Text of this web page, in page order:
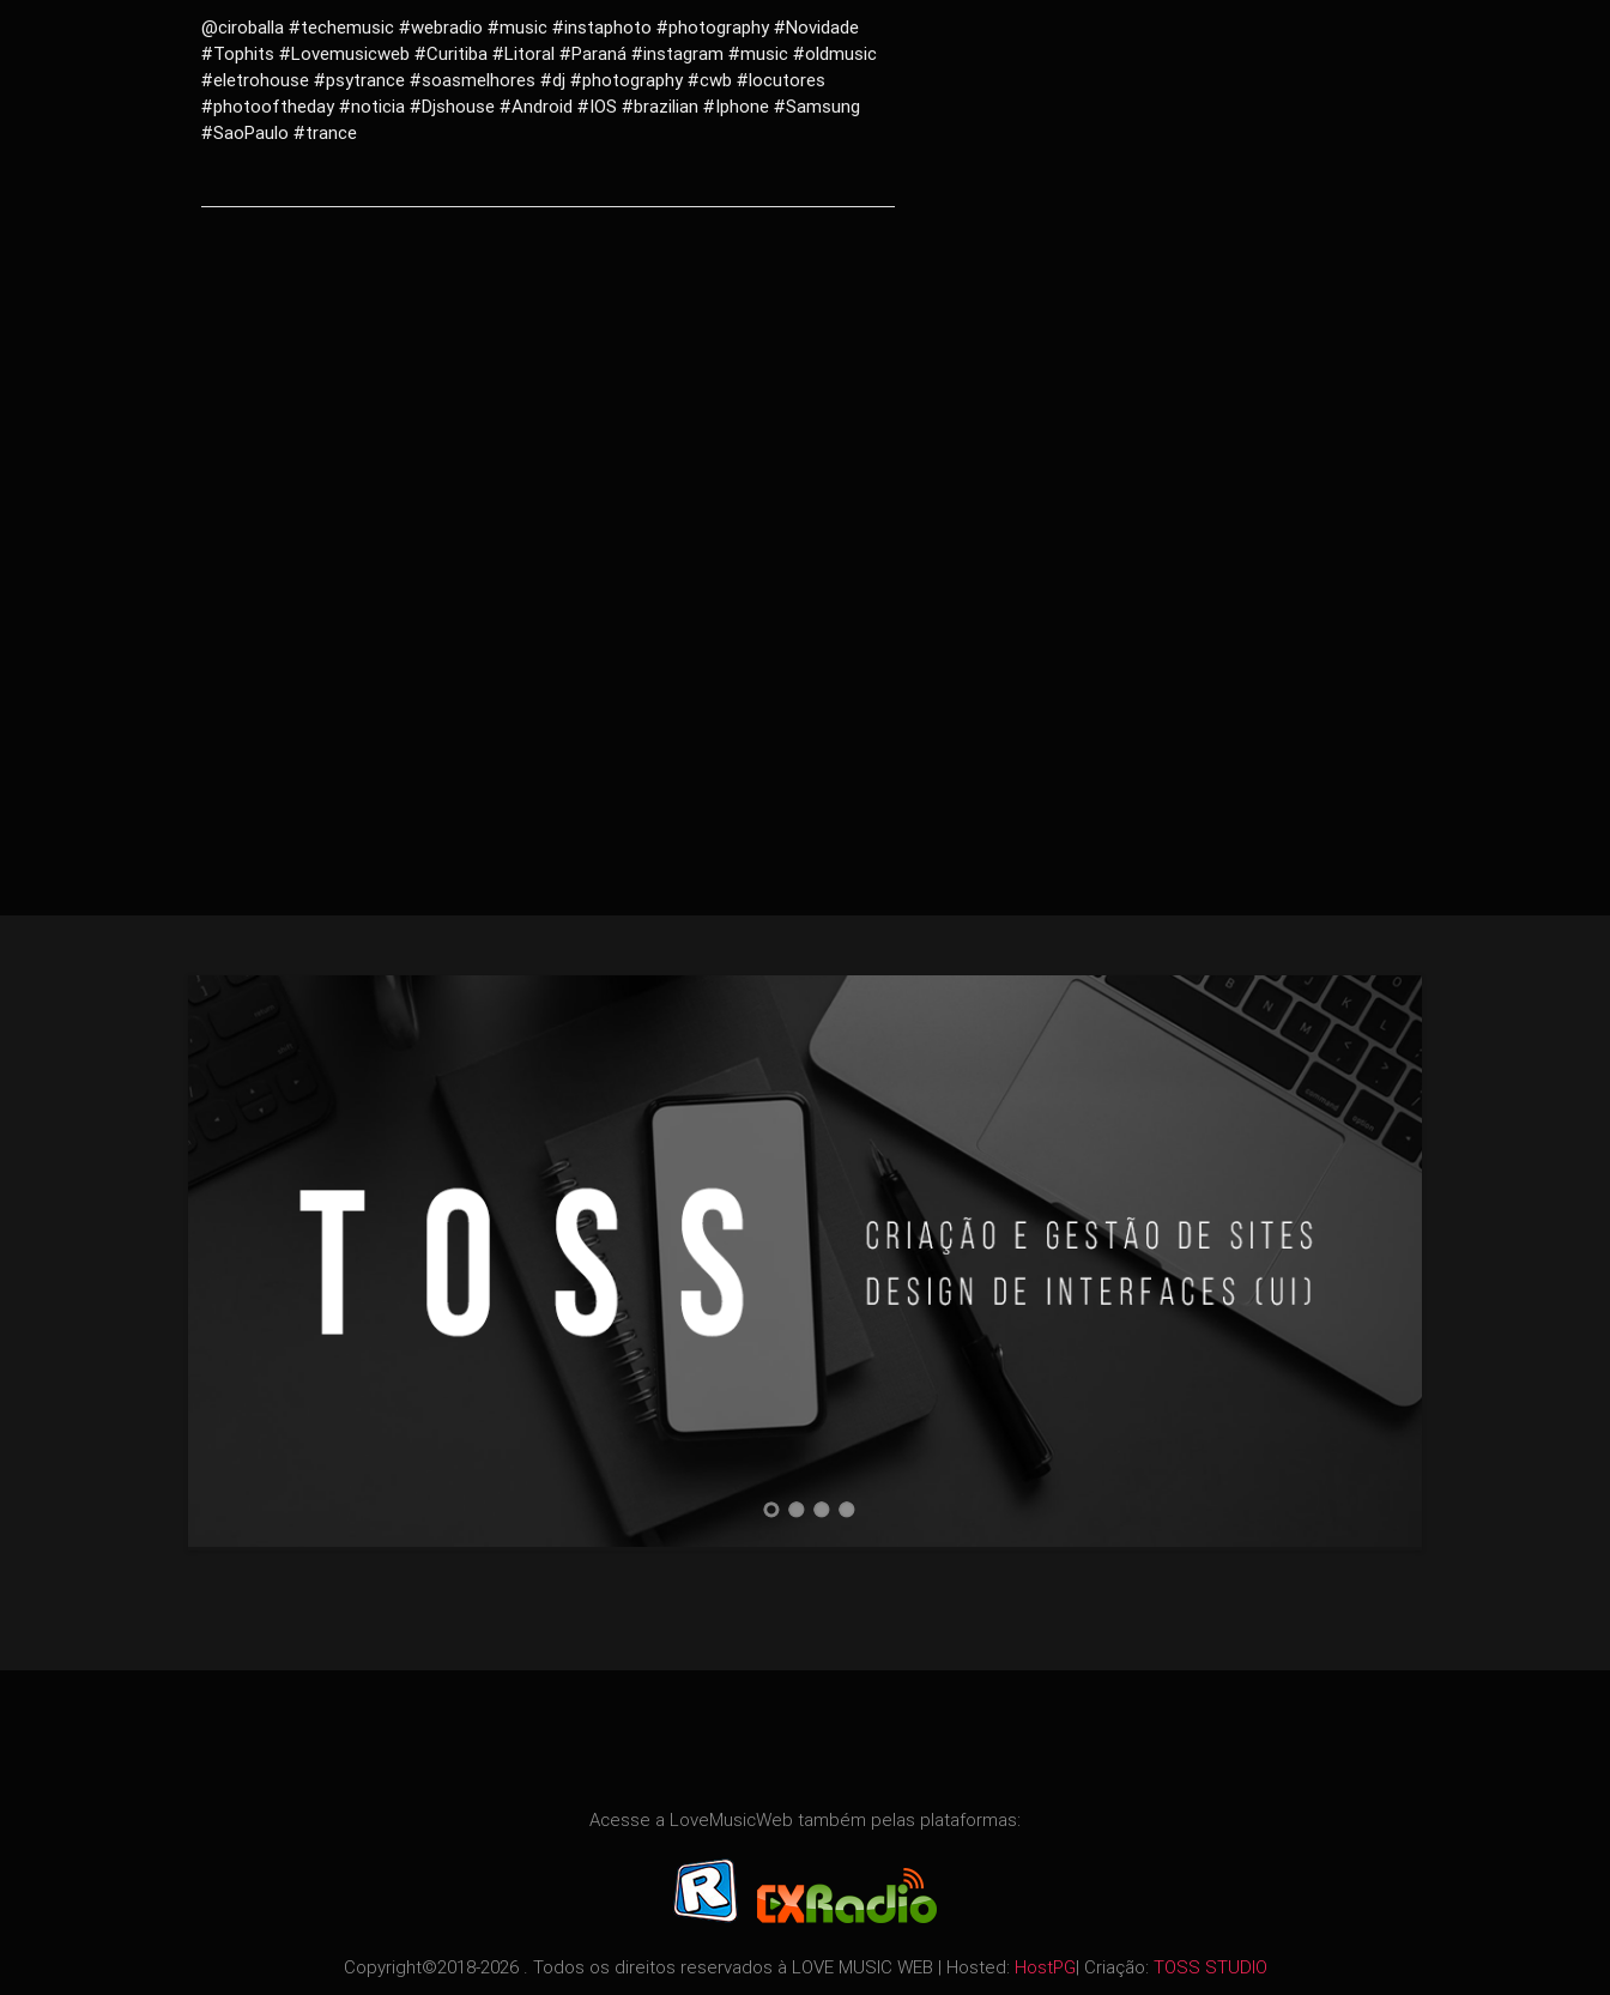
@ciroballa #techemusic #webradio #music #instaphoto #photography #Novidade
#Tophits #Lovemusicweb #Curitiba #Litoral #Paraná #instagram #music #oldmusic
#eletrohouse #psytrance #soasmelhores #dj #photography #cwb #locutores
#photooftheday #noticia #Djshouse #Android #IOS #brazilian #Iphone #Samsung
#SaoPaulo #trance
Acesse a LoveMusicWeb também pelas plataformas:
Copyright©2018-2026 . Todos os direitos reservados à LOVE MUSIC WEB | Hosted: HostPG| Criação: TOSS STUDIO